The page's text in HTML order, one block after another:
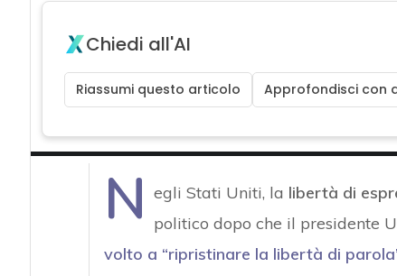
Chiedi all'AI
Riassumi questo articolo Approfondisci con
N egli Stati Uniti, la libertà di
politico dopo che il presidente
volto a “ripristinare la libertà di